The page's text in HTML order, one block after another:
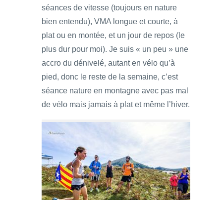
séances de vitesse (toujours en nature
bien entendu), VMA longue et courte, à
plat ou en montée, et un jour de repos (le
plus dur pour moi). Je suis « un peu » une
accro du dénivelé, autant en vélo qu’à
pied, donc le reste de la semaine, c’est
séance nature en montagne avec pas mal
de vélo mais jamais à plat et même l’hiver.